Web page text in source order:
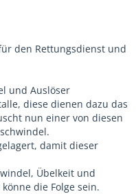
den Rettungsdienst und
und Auslöser
diese dienen dazu das
nun einer von diesen
damit dieser
Übelkeit und
die Folge sein.